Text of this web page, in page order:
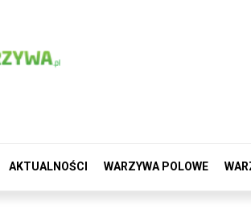
AKTUALNOŚCI WARZYWA POLOWE